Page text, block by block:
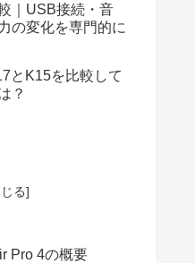
｜USB接続・音
の変化を専門的に
とK15を比較して
？
Pro 4の概要